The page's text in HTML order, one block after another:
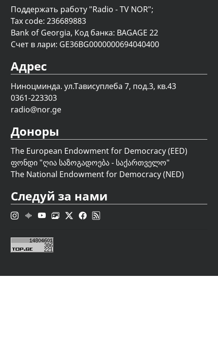
Поддержать работу "Radio - TV NOR";
Tax code: 236689883
Bank of Georgia, Код банка: BAGAGE 22
Счет в лари: GE36BG0000000694040400
Адрес
Ниноцминда. ул.Тависуплеба 7, под.3, кв.43
0361-223303
radio@nor.ge
Доноры
The European Endowment for Democracy (EED)
ფონდი "ღია საზოგადოება - საქართველო"
The National Endowment for Democracy (NED)
Следуй за нами